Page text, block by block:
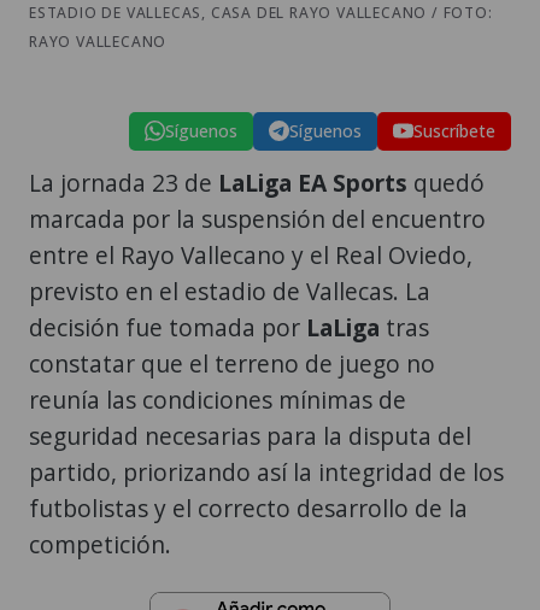
ESTADIO DE VALLECAS, CASA DEL RAYO VALLECANO / FOTO:
RAYO VALLECANO
Síguenos Síguenos Suscríbete
La jornada 23 de LaLiga EA Sports quedó
marcada por la suspensión del encuentro
entre el Rayo Vallecano y el Real Oviedo,
previsto en el estadio de Vallecas. La
decisión fue tomada por LaLiga tras
constatar que el terreno de juego no
reunía las condiciones mínimas de
seguridad necesarias para la disputa del
partido, priorizando así la integridad de los
futbolistas y el correcto desarrollo de la
competición.